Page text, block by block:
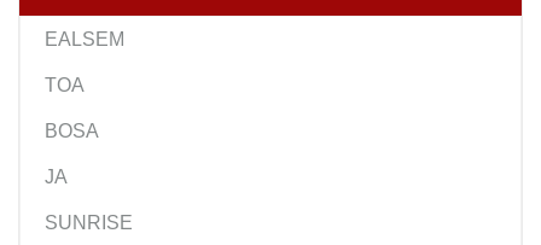
EALSEM
TOA
BOSA
JA
SUNRISE